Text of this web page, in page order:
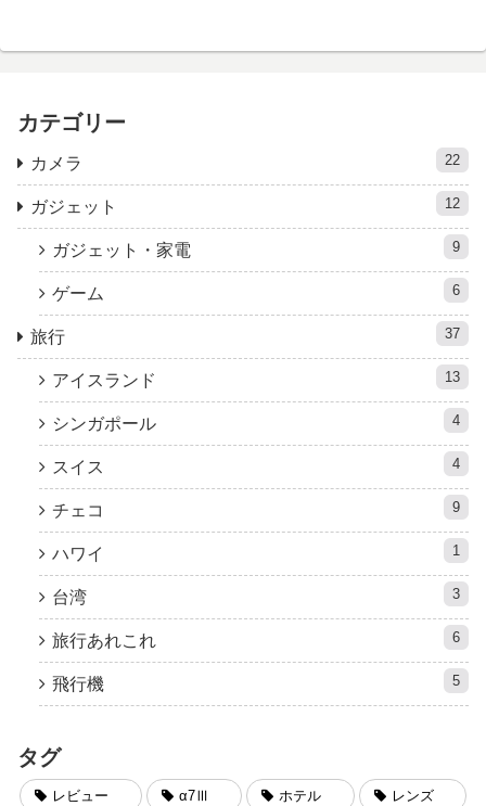
カテゴリー
カメラ 22
ガジェット 12
ガジェット・家電 9
ゲーム 6
旅行 37
アイスランド 13
シンガポール 4
スイス 4
チェコ 9
ハワイ 1
台湾 3
旅行あれこれ 6
飛行機 5
タグ
レビュー α7Ⅲ ホテル レンズ